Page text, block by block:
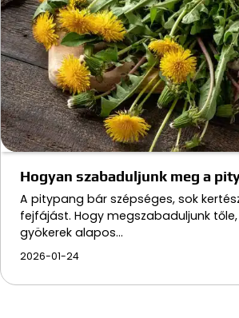
Hogyan szabaduljunk meg a
A pitypang bár szépséges, sok
fejfájást. Hogy megszabaduljunk
gyökerek alapos…
2026-01-24